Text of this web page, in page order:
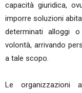
capacità giuridica,
imporre soluzioni
determinati alloggi
volontà, arrivando
a tale scopo.
Le organizzazioni